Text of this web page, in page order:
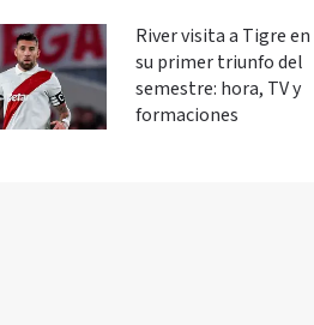
River visita a Tigre en
su primer triunfo del
semestre: hora, TV y
formaciones